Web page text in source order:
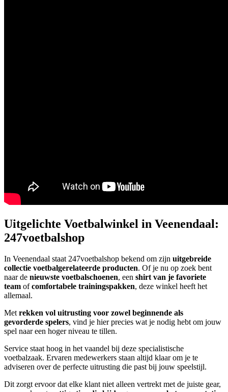
Uitgelichte Voetbalwinkel in Veenendaal:
247voetbalshop
In Veenendaal staat 247voetbalshop bekend om zijn uitgebreide
collectie voetbalgerelateerde producten. Of je nu op zoek bent
naar de nieuwste voetbalschoenen, een shirt van je favoriete
team ofcomfortabele trainingspakken, deze winkel heeft het
allemaal.
Metrekken vol uitrusting voor zowel beginnende als
gevorderde spelers, vind je hier precies wat je nodig hebt om jouw
spel naar een hoger niveau te tillen.
Service staat hoog in het vaandel bij deze specialistische
voetbalzaak. Ervaren medewerkers staan altijd klaar om je te
adviseren over de perfecte uitrusting die past bij jouw speelstijl.
Dit zorgt ervoor dat elke klant niet alleen vertrekt met de juiste gear,